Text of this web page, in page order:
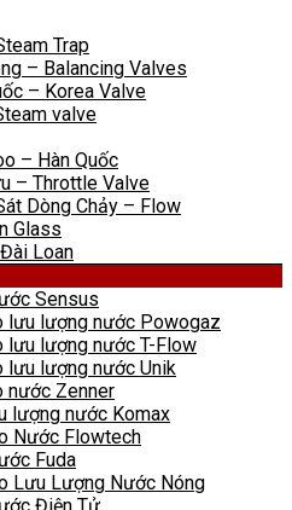
Trap
– Balancing Valves
– Korea Valve
valve
– Hàn Quốc
– Throttle Valve
Dòng Chảy – Flow
Glass
Loan
Sensus
lưu lượng nước Powogaz
lưu lượng nước T-Flow
lưu lượng nước Unik
nước Zenner
lượng nước Komax
Nước Flowtech
Fuda
Lưu Lượng Nước Nóng